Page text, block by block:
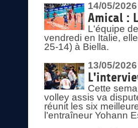
14/05/2026
Amical :
L'équipe
vendredi en Italie,
25-14) à Biella.
13/05/2026
Cette
volley assis va
réunit les six
l’entraîneur Yohann